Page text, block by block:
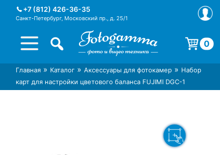
+7 (812) 426-36-35
Санкт-Петербург, Московский пр., д. 25/1
Интернет-магазин фототехники
Foto-Gamma в СПб
Магазин фотоаксессуаров foto-
gamma.ru
0
Корзина пуста.
Главная » Каталог » Аксессуары для фотокамер » Набор
карт для настройки цветового баланса FUJIMI DGC-1